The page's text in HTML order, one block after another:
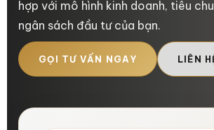
hợp với mô hình kinh doanh, tiêu
ngân sách đầu tư của bạn.
GỌI TƯ VẤN NGAY LIÊN